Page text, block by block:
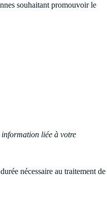
souhaitant promouvoir le
information liée à votre
nécessaire au traitement de